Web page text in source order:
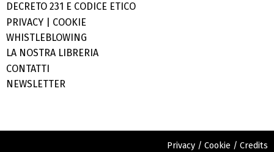
DECRETO 231 E CODICE ETICO
PRIVACY
COOKIE
WHISTLEBLOWING
LA NOSTRA LIBRERIA
CONTATTI
NEWSLETTER
Privacy / Cookie / Credits